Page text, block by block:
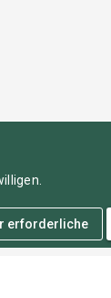
erforderliche